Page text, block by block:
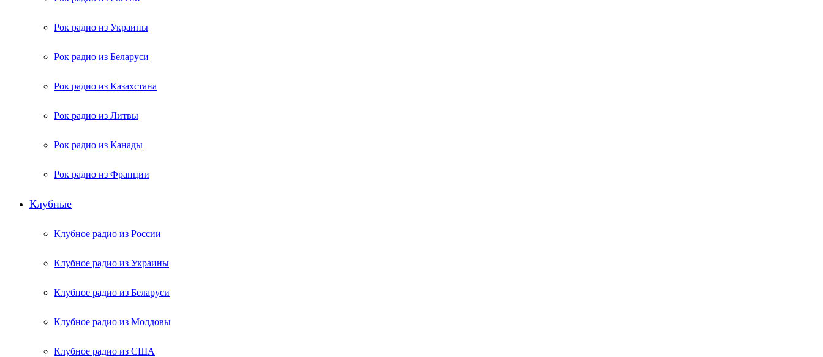
Рок радио из Украины
Рок радио из Беларуси
Рок радио из Казахстана
Рок радио из Литвы
Рок радио из Канады
Рок радио из Франции
Клубные
Клубное радио из России
Клубное радио из Украины
Клубное радио из Беларуси
Клубное радио из Молдовы
Клубное радио из США